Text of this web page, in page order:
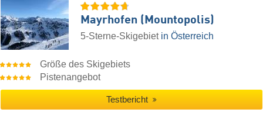
Mayrhofen (Mountopolis)
5-Sterne-Skigebiet in Österreich
Größe des Skigebiets
Pistenangebot
Testbericht